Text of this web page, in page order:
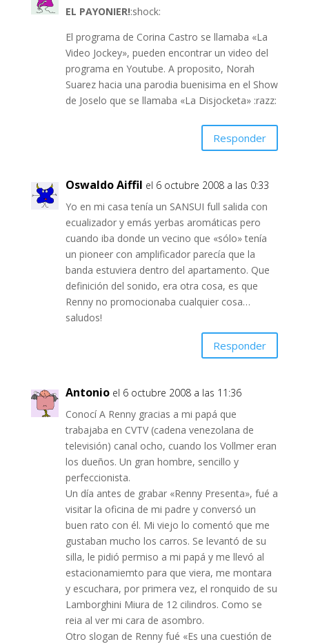
EL PAYONIER!:shock:
El programa de Corina Castro se llamaba «La
Video Jockey», pueden encontrar un video del
programa en Youtube. A proposito, Norah
Suarez hacia una parodia buenisima en el Show
de Joselo que se llamaba «La Disjocketa» :razz:
Responder
Oswaldo Aiffil el 6 octubre 2008 a las 0:33
Yo en mi casa tenía un SANSUI full salida con
ecualizador y emás yerbas aromáticas pero
cuando iba donde un vecino que «sólo» tenía
un pioneer con amplificador parecía que la
banda estuviera dentro del apartamento. Que
definición del sonido, era otra cosa, es que
Renny no promocionaba cualquier cosa…
saludos!
Responder
Antonio el 6 octubre 2008 a las 11:36
Conocí A Renny gracias a mi papá que
trabajaba en CVTV (cadena venezolana de
televisión) canal ocho, cuando los Vollmer eran
los dueños. Un gran hombre, sencillo y
perfeccionista.
Un día antes de grabar «Renny Presenta», fué a
visitar la oficina de mi padre y conversó un
buen rato con él. Mi viejo lo comentó que me
gustaban mucho los carros. Se levantó de su
silla, le pidió permiso a mi papá y me llevó al
estacionamiemto para que viera, me montara
y escuchara, por primera vez, el ronquido de su
Lamborghini Miura de 12 cilindros. Como se
reia al ver mi cara de asombro.
Otro slogan de Renny fué «Es una cuestión de